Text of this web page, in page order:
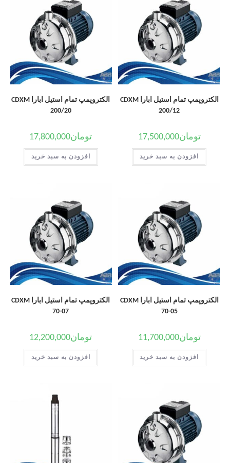
الکتروپمپ تمام استیل ابارا CDXM
200/12
تومان17,500,000
افزودن به سبد خرید
الکتروپمپ تمام استیل ابارا CDXM
200/20
تومان17,800,000
افزودن به سبد خرید
الکتروپمپ تمام استیل ابارا CDXM
70-05
تومان11,700,000
افزودن به سبد خرید
الکتروپمپ تمام استیل ابارا CDXM
70-07
تومان12,200,000
افزودن به سبد خرید